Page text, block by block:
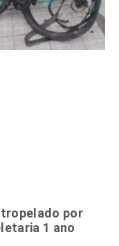
por
1 ano